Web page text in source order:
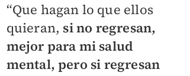
“Que hagan lo que ellos
quieran, si no regresan,
mejor para mi salud
mental, pero si regresan